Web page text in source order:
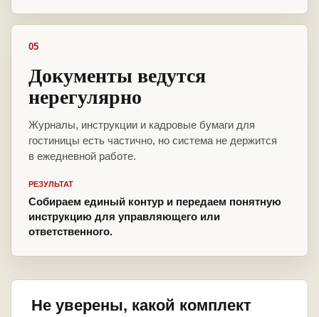
05
Документы ведутся
нерегулярно
Журналы, инструкции и кадровые бумаги для
гостиницы есть частично, но система не держится
в ежедневной работе.
РЕЗУЛЬТАТ
Собираем единый контур и передаем понятную
инструкцию для управляющего или
ответственного.
Не уверены, какой комплект